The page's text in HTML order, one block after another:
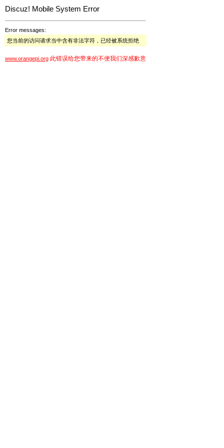
Discuz! Mobile System Error
Error messages:
您当前的访问请求当中含有非法字符，已经被系统拒绝
www.orangepi.org 此错误给您带来的不便我们深感歉意